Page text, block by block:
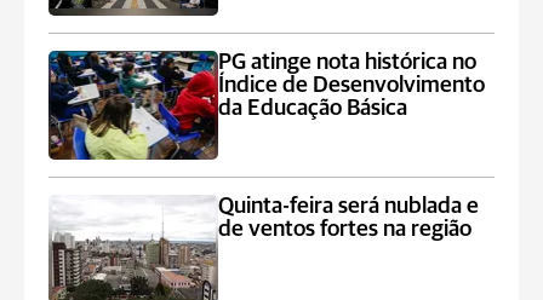
PG atinge nota histórica no
Índice de Desenvolvimento
da Educação Básica
Quinta-feira será nublada e
de ventos fortes na região